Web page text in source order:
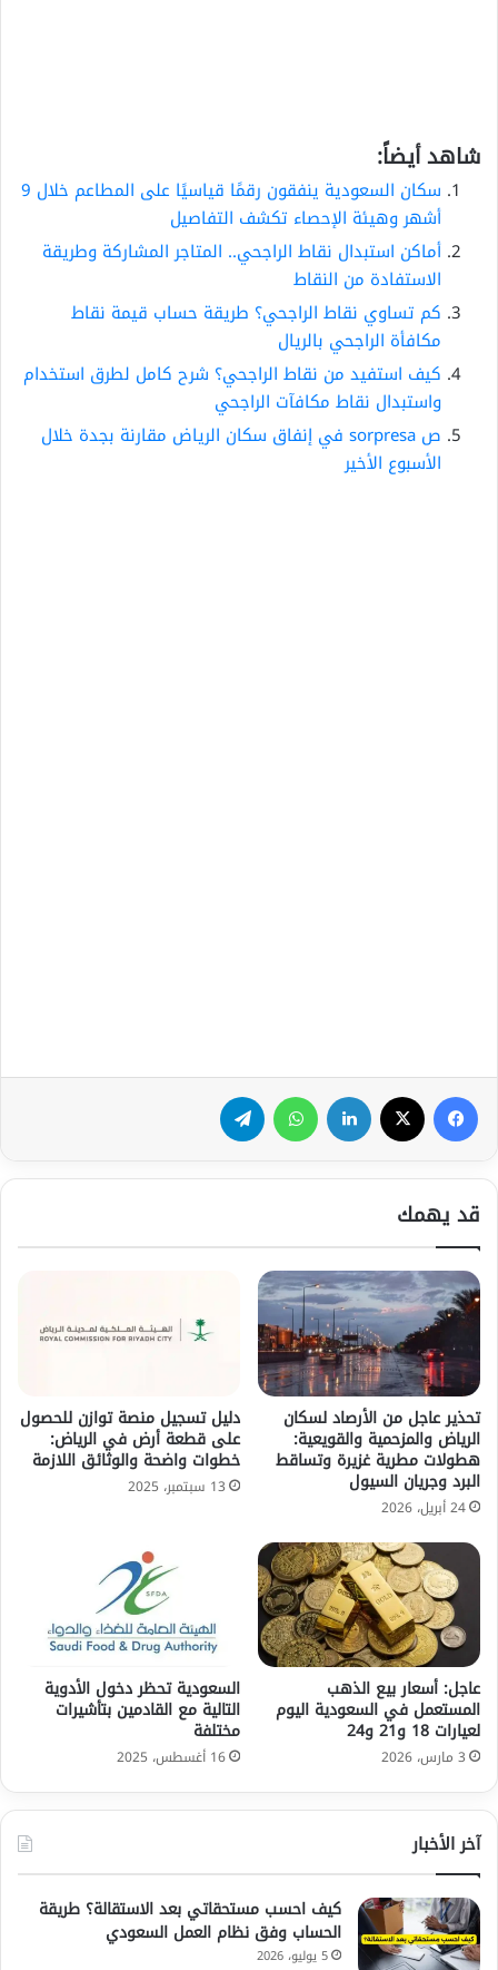
شاهد أيضاً:
سكان السعودية ينفقون رقمًا قياسيًا على المطاعم خلال 9
أشهر وهيئة الإحصاء تكشف التفاصيل
أماكن استبدال نقاط الراجحي.. المتاجر المشاركة وطريقة
الاستفادة من النقاط
كم تساوي نقاط الراجحي؟ طريقة حساب قيمة نقاط
مكافأة الراجحي بالريال
كيف استفيد من نقاط الراجحي؟ شرح كامل لطرق استخدام
واستبدال نقاط مكافآت الراجحي
ص sorpresa في إنفاق سكان الرياض مقارنة بجدة خلال
الأسبوع الأخير
فيسبوك لينكدإن واتساب
قد يهمك
تحذير عاجل من الأرصاد لسكان
الرياض والمزحمية والقويعية:
هطولات مطرية غزيرة وتساقط
البرد وجريان السيول
24 أبريل، 2026
دليل تسجيل منصة توازن للحصول
على قطعة أرض في الرياض:
خطوات واضحة والوثائق اللازمة
13 سبتمبر، 2025
عاجل: أسعار بيع الذهب
المستعمل في السعودية اليوم
لعيارات 18 و21 و24
3 مارس، 2026
السعودية تحظر دخول الأدوية
التالية مع القادمين بتأشيرات
مختلفة
16 أغسطس، 2025
آخر الأخبار
كيف احسب مستحقاتي بعد الاستقالة؟ طريقة
الحساب وفق نظام العمل السعودي
5 يوليو، 2026